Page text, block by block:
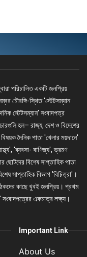
পরিচালিত একটি জনপ্রিয়
চৌরঙ্গি-স্থিত 'স্টেটসম্যান
স্টেটসম্যান' সংবাদপত্র
হল– রাজ্য, দেশ ও বিদেশের
দৈনিক পাতা 'খেলার ময়দানে'
'ব্যবসা- বাণিজ্য', ভ্রমণ
ছোটদের বিশেষ সাপ্তাহিক পাতা
সাপ্তাহিক বিভাগ 'বিচিত্রা'।
কাছে খুবই জনপ্রিয়। প্রথম
সংবাদপত্রের একমাত্র লক্ষ্য।
Important Link
About Us